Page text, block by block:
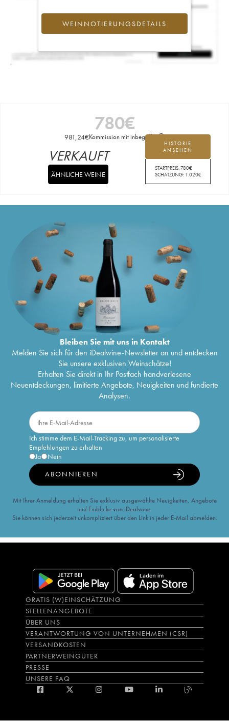
WEINNOTIERUNGSDETAILS
780€
981,24€Kommission mit inbegriffen
HISTORIE
ANSEHEN
STARTPREIS:780€
SCHÄTZUNG: 1.020€
VERKAUFT
ÄHNLICHE WEINE
Bleiben Sie mit uns in Kontakt
Melden Sie sich für den iDealwine-Newsletter an und entdecken
Sie unsere exklusiven Weinschätze!
Erhalten Sie direkt in Ihr Postfach handverlesene
Neuentdeckungen, limitierte Angebote, Neuigkeiten und fundierte
Analysen.
Ich stimme dem E-Mail-Tracking zu, um personalisierte
Empfehlungen zu erhalten
Ja
Nein
ABONNIEREN
Mit Ihrer Anmeldung erhalten Sie exklusiv ausgewählte Neuigkeiten, Angebote
und Einblicke von iDealwine.
Sie können sich jederzeit unkompliziert über den Link in jeder E-Mail abmelden.
GRATIS (W)EINSCHÄTZUNG
STELLENANGEBOTE
ÜBER UNS
VERANTWORTUNG VON UNTERNEHMEN (CSR)
VERSANDKOSTEN
PARTNERWEINGÜTER
PRESSE
UNSERE FAQ